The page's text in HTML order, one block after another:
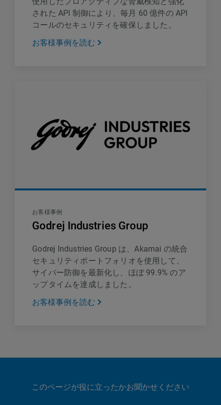
された API 制御により、毎月 60 億件の API
コールのセキュリティを確保しました。
お客様事例を読む
お客様事例
Godrej Industries Group
Godrej Industries Group は、Akamai の統合
セキュリティポートフォリオを使用して、
サイバー防御を最新化し、ほぼ 99.9% のア
ップタイムを達成しました。
お客様事例を読む
このページが役に立ったかお聞かせください